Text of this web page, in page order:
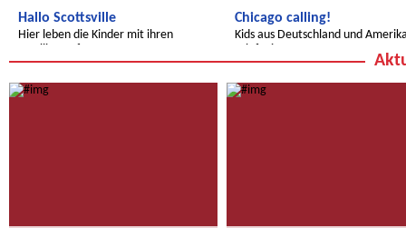
Hallo Scottsville
Hier leben die Kinder mit ihren
Chicago calling!
Kids aus Deutschland und